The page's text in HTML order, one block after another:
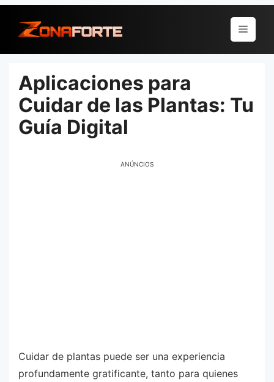
para
conteúdo
Menu
Aplicaciones para
Cuidar de las Plantas: Tu
Guía Digital
ANÚNCIOS
Cuidar de plantas puede ser una experiencia
profundamente gratificante, tanto para quienes